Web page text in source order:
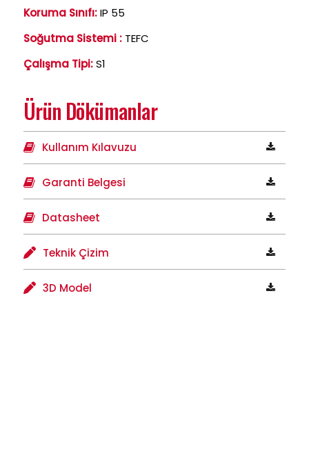
Koruma Sınıfı:IP 55
Soğutma Sistemi : TEFC
Çalışma Tipi:S1
Ürün Dökümanlar
Kullanım Kılavuzu
Garanti Belgesi
Datasheet
Teknik Çizim
3D Model